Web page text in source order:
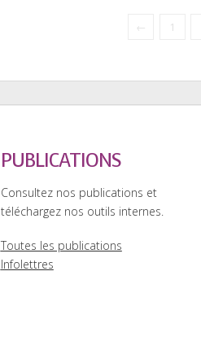
← 1
PUBLICATIONS
Consultez nos publications et
téléchargez nos outils internes.
Toutes les publications
Infolettres